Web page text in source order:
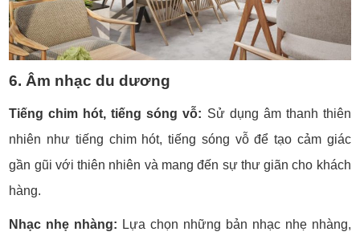
6. Âm nhạc du dương
Tiếng chim hót, tiếng sóng vỗ: Sử dụng âm thanh thiên
nhiên như tiếng chim hót, tiếng sóng vỗ để tạo cảm giác
gần gũi với thiên nhiên và mang đến sự thư giãn cho khách
hàng.
Nhạc nhẹ nhàng: Lựa chọn những bản nhạc nhẹ nhàng,